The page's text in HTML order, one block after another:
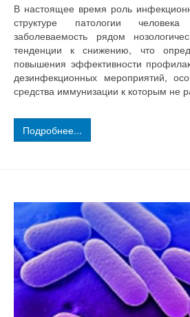
В настоящее время роль
структуре патологии
заболеваемость рядом
тенденции к снижению, что
повышения эффективности
дезинфекционных мероприятий,
средства иммунизации к которым не
Подробнее...